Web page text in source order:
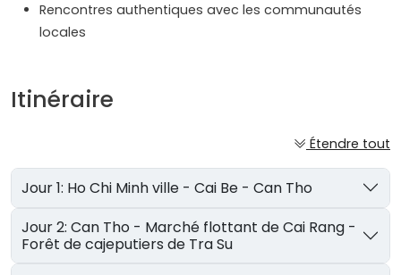
Rencontres authentiques avec les communautés
locales
Itinéraire
Étendre tout
Jour 1: Ho Chi Minh ville - Cai Be - Can Tho
Jour 2: Can Tho - Marché flottant de Cai Rang -
Forêt de cajeputiers de Tra Su